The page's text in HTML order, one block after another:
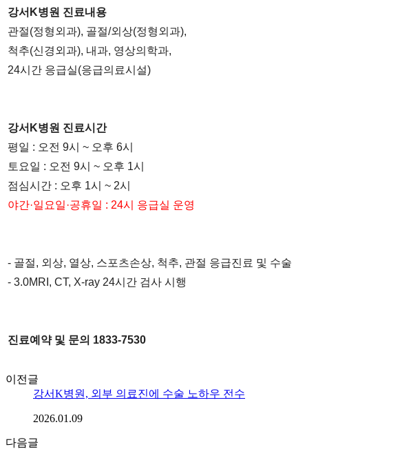
강서K병원 진료내용
관절(정형외과), 골절/외상(정형외과),
척추(신경외과), 내과, 영상의학과,
24시간 응급실(응급의료시설)
강서K병원 진료시간
평일 : 오전 9시 ~ 오후 6시
토요일 : 오전 9시 ~ 오후 1시
점심시간 : 오후 1시 ~ 2시
야간·일요일·공휴일 : 24시 응급실 운영
- 골절, 외상, 열상, 스포츠손상, 척추, 관절 응급진료 및 수술
- 3.0MRI, CT, X-ray 24시간 검사 시행
진료예약 및 문의 1833-7530
이전글
강서K병원, 외부 의료진에 수술 노하우 전수
2026.01.09
다음글